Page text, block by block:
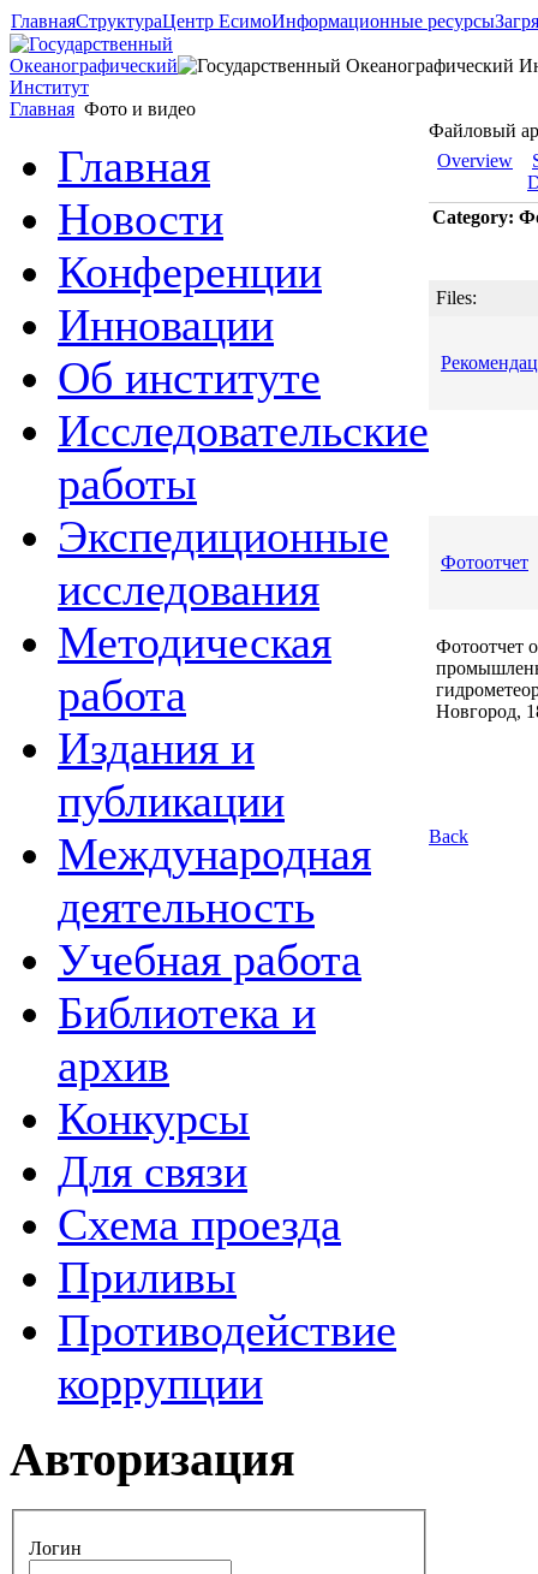
ГлавнаяСтруктураЦентр ЕсимоИнформационные ресурсы
Главная Фото и видео
Главная
Новости
Конференции
Инновации
Об институте
Исследовательские
работы
Экспедиционные
исследования
Методическая
работа
Издания и
публикации
Международная
деятельность
Учебная работа
Библиотека и
архив
Конкурсы
Для связи
Схема проезда
Приливы
Противодействие
коррупции
Авторизация
Логин
Файловый
Overview
Category:
Files:
Фотоотчет
Фотоотчет
Новгород,
Back